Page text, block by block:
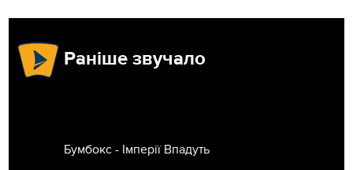
Раніше звучало
Бумбокс - Імперії Впадуть